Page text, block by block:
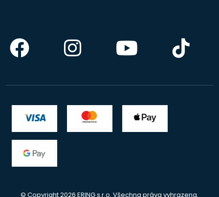
© Copyright 2026 ERING s.r.o. Všechna práva vyhrazena.